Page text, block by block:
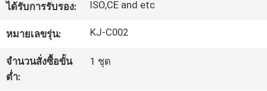
โรงงาน
ได้รับการรับรอง: ISO,CE and etc
หมายเลขรุ่น: KJ-C002
จำนวนสั่งซื้อขั้น
ต่ำ:
1 ชุด